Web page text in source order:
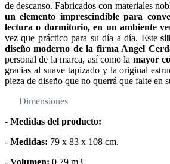
de descanso. Fabricados con materiales
un elemento imprescindible para
lectura o dormitorio, en un ambiente
vez que práctico para su día a día. Este
diseño moderno de la firma Angel
personal de la marca, así como la mayor
gracias al suave tapizado y la original
pieza de diseño que no querrá que falte en
Dimensiones
- Medidas del producto:
- Medidas: 79 x 83 x 108 cm.